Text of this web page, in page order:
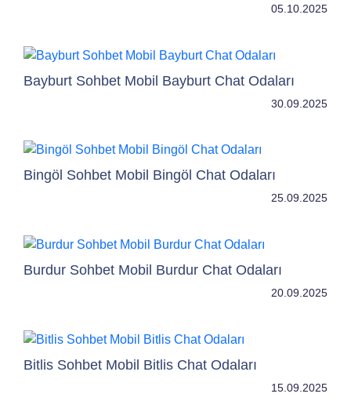
05.10.2025
Bayburt Sohbet Mobil Bayburt Chat Odaları
30.09.2025
Bingöl Sohbet Mobil Bingöl Chat Odaları
25.09.2025
Burdur Sohbet Mobil Burdur Chat Odaları
20.09.2025
Bitlis Sohbet Mobil Bitlis Chat Odaları
15.09.2025